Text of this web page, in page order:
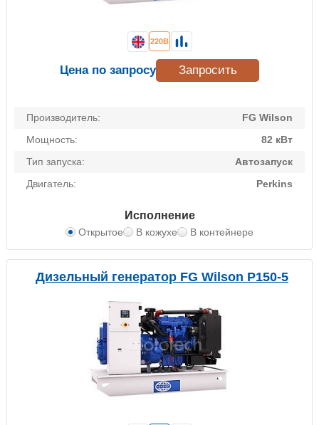
Производитель:
FG Wilson
Мощность:
82 кВт
Тип запуска:
Автозапуск
Двигатель:
Perkins
Исполнение
Открытое В кожухе В контейнере
220В
Цена по запросу Запросить
Дизельный генератор FG Wilson P150-5